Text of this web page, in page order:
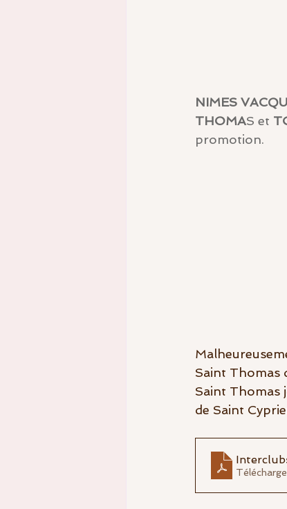
NIMES
THOMAS et
promotion.
Saint Thomas
Saint Thomas
de Saint